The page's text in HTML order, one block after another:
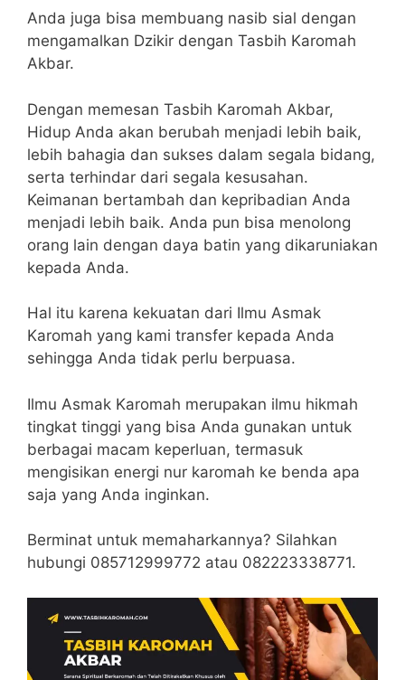
Anda juga bisa membuang nasib sial dengan
mengamalkan Dzikir dengan Tasbih Karomah
Akbar.
Dengan memesan Tasbih Karomah Akbar,
Hidup Anda akan berubah menjadi lebih baik,
lebih bahagia dan sukses dalam segala bidang,
serta terhindar dari segala kesusahan.
Keimanan bertambah dan kepribadian Anda
menjadi lebih baik. Anda pun bisa menolong
orang lain dengan daya batin yang dikaruniakan
kepada Anda.
Hal itu karena kekuatan dari Ilmu Asmak
Karomah yang kami transfer kepada Anda
sehingga Anda tidak perlu berpuasa.
Ilmu Asmak Karomah merupakan ilmu hikmah
tingkat tinggi yang bisa Anda gunakan untuk
berbagai macam keperluan, termasuk
mengisikan energi nur karomah ke benda apa
saja yang Anda inginkan.
Berminat untuk memaharkannya? Silahkan
hubungi 085712999772 atau 082223338771.